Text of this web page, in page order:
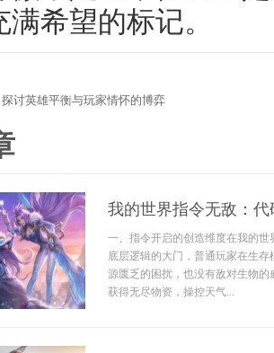
希望的标记。
讨英雄平衡与玩家情怀的博弈
我的世界指令无敌：
一、指令开启的创造维度在我的
底层逻辑的大门，普通玩家在生
源匮乏的困扰，也没有敌对生物
获得无尽物资，操控天气...